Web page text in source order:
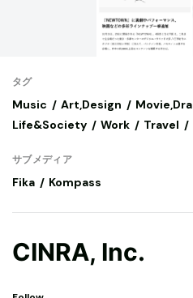
タグ
Music Art,Design
Life&Society
Work Travel
サブメディア
Fika Kompass
CINRA, Inc.